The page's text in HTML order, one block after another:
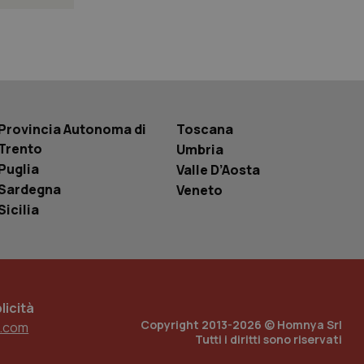
Autonoma di
Toscana
Umbria
Valle D’Aosta
Veneto
Copyright 2013-2026 © Homnya Srl
Tutti i diritti sono riservati
tenere traccia
incorporati
del sito web sta
di
tenere traccia